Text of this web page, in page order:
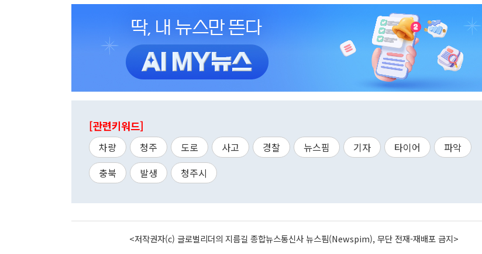
[관련키워드]
차량 청주 도로 사고 경찰 뉴스핌 기자 타이어
파악
충북
발생 청주시
<저작권자(c) 글로벌리더의 지름길 종합뉴스통신사 뉴스핌(Newspim), 무단 전재-재배포 금지>